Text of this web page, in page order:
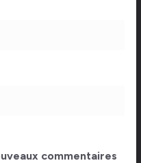
commentaires